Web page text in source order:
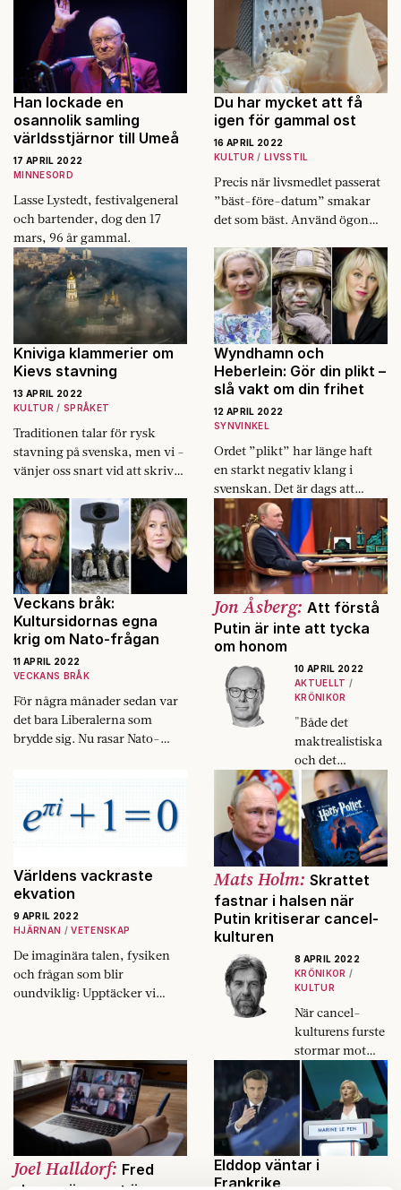
menade
Sokrates. Men
digitaliseringen
berövar oss vår
mänsklighet.
decennier att
handla om
konsekvensern
a av vårt
invandringsexp
eriment.
Han lockade en
osannolik samling
världsstjärnor till Umeå
17 APRIL 2022
MINNESORD
Lasse Lystedt, festivalgeneral
och bartender, dog den 17
mars, 96 år gammal.
Du har mycket att få
igen för gammal ost
16 APRIL 2022
KULTUR
LIVSSTIL
Precis när livsmedlet passerat
”bäst-före-datum” smakar
det som bäst. Använd ögon
slänga maten av slentrian,
skriver Göran Lager.
Kniviga klammerier om
Kievs stavning
13 APRIL 2022
KULTUR
SPRÅKET
Traditionen talar för rysk
stavning på svenska, men vi ­
vänjer oss snart vid att skriva
ukrainska, Kyjiv.
Wyndhamn och
Heberlein: Gör din plikt –
slå vakt om din frihet
12 APRIL 2022
SYNVINKEL
Ordet ”plikt” har länge haft
en starkt negativ klang i
svenskan. Det är dags att
ändra på den saken, skriver
debattörerna Anna-Karin
Wyndhamn och Ann
Heberlein.
Veckans bråk:
Kultursidornas egna
krig om Nato-frågan
11 APRIL 2022
VECKANS BRÅK
För några månader sedan var
det bara Liberalerna som
brydde sig. Nu rasar Nato-
– av alla ställen.
Jon Åsberg: Att förstå
Putin är inte att tycka
om honom
10 APRIL 2022
AKTUELLT
KRÖNIKOR
"Både det
maktrealistiska
och det
historiska
perspektivet gör
det lättare att
förstå hur
Vladimir Putin
ser på världen.
Men de gör det
inte lättare att
tycka om
Världens vackraste
ekvation
9 APRIL 2022
HJÄRNAN
VETENSKAP
De imaginära talen, fysiken
och frågan som blir
oundviklig: Upptäcker vi
Mats Holm: Skrattet
fastnar i halsen när
Putin kritiserar cancel-
kulturen
8 APRIL 2022
KRÖNIKOR
KULTUR
När cancel-
kulturens furste
stormar mot
väst kan det
verka dråpligt.
Men går inte att
småle åt. Den
ironiska
grimasen räddar
Joel Halldorf: Fred
Elddop väntar i
Frankrike